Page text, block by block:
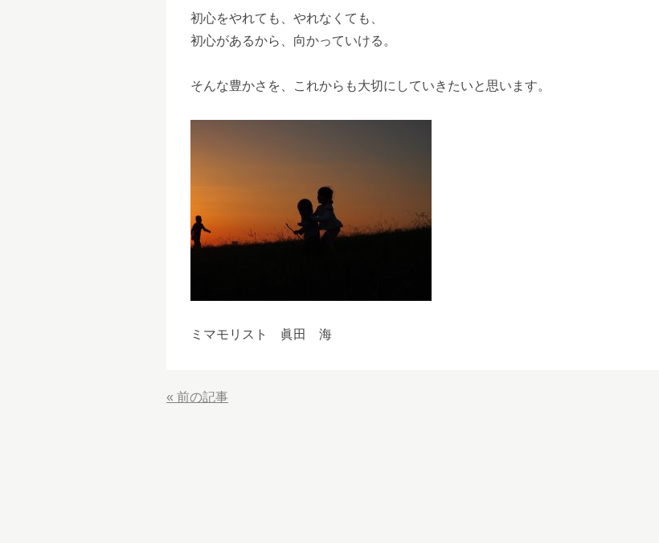
初心をやれても、やれなくても、
初心があるから、向かっていける。
そんな豊かさを、これからも大切にしていきたいと思います。
ミマモリスト 眞田 海
« 前の記事